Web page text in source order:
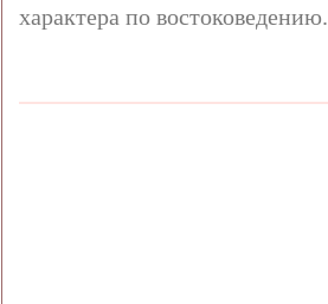
характера по востоковедению.